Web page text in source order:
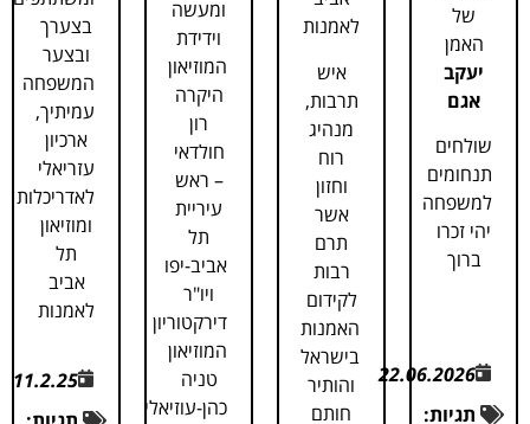
של
האמן
יעקב
אגם
שולחים
תנחומים
למשפחה
יהי זכרו
ברוך
22.06.2026
תגיות:
לאמנות
איש
תרבות,
מנהיג
רוח
וחזון
אשר
תרם
רבות
לקידום
האמנות
בישראל
והותיר
חותם
ומעשה
וידידת
המוזיאון
היקרה
רון
חולדאי
– ראש
עיריית
תל
אביב-יפו
ויו"ר
דירקטוריון
המוזיאון
טניה
כהן-עוזיאלי
בצערך
ובצער
המשפחה
עמיתיך,
ארכיון
עזריאלי
לאדריכלות
ומוזיאון
תל
אביב
לאמנות
11.2.25